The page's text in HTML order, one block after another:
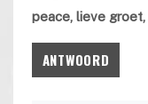
peace, lieve
ANTWOORD